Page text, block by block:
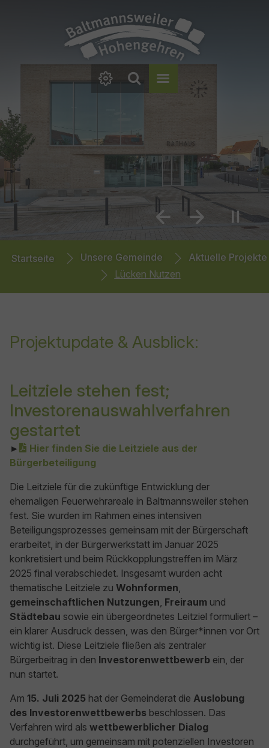
Zum Hauptinhalt springen
Zum Footer springen
Previous
Next
Startseite Unsere Gemeinde
Aktuelle Projekte
Lücken Nutzen
Projektupdate & Ausblick:
Leitziele stehen fest;
Investorenauswahlverfahren
gestartet
►
Hier finden Sie die Leitziele aus der
Bürgerbeteiligung
Die Leitziele für die zukünftige Entwicklung der
ehemaligen Feuerwehrareale in Baltmannsweiler stehen
fest. Sie wurden im Rahmen eines intensiven
Beteiligungsprozesses gemeinsam mit der Bürgerschaft
erarbeitet, in der Bürgerwerkstatt im Januar 2025
konkretisiert und beim Rückkopplungstreffen im März
2025 final verabschiedet. Insgesamt wurden acht
thematische Leitziele zu Wohnformen,
gemeinschaftlichen Nutzungen, Freiraum und
Städtebau sowie ein übergeordnetes Leitziel formuliert –
ein klarer Ausdruck dessen, was den Bürger*innen vor Ort
wichtig ist. Diese Leitziele fließen als zentraler
Bürgerbeitrag in den Investorenwettbewerb ein, der
nun startet.
Am 15. Juli 2025 hat der Gemeinderat die Auslobung
des Investorenwettbewerbs beschlossen. Das
Verfahren wird als wettbewerblicher Dialog
durchgeführt, um gemeinsam mit potenziellen Investoren